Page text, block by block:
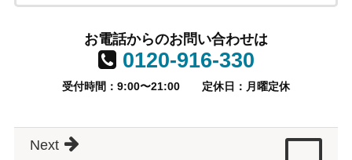
お電話からのお問い合わせは
0120-916-330
受付時間：9:00〜21:00 定休日：月曜定休
Next